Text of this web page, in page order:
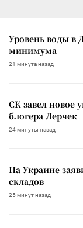
Уровень воды в
минимума
21 минута назад
СК завел новое
блогера Лерчек
24 минуты назад
На Украине
складов
25 минут назад